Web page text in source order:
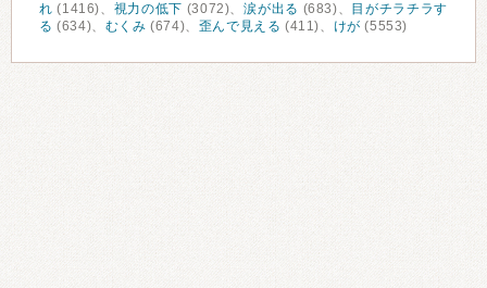
れ (1416)、 視力の低下 (3072)、涙が出る (683)、
目がチラチラす
る (634)、 むくみ (674)、 歪んで見える (411)、 けが (5553)